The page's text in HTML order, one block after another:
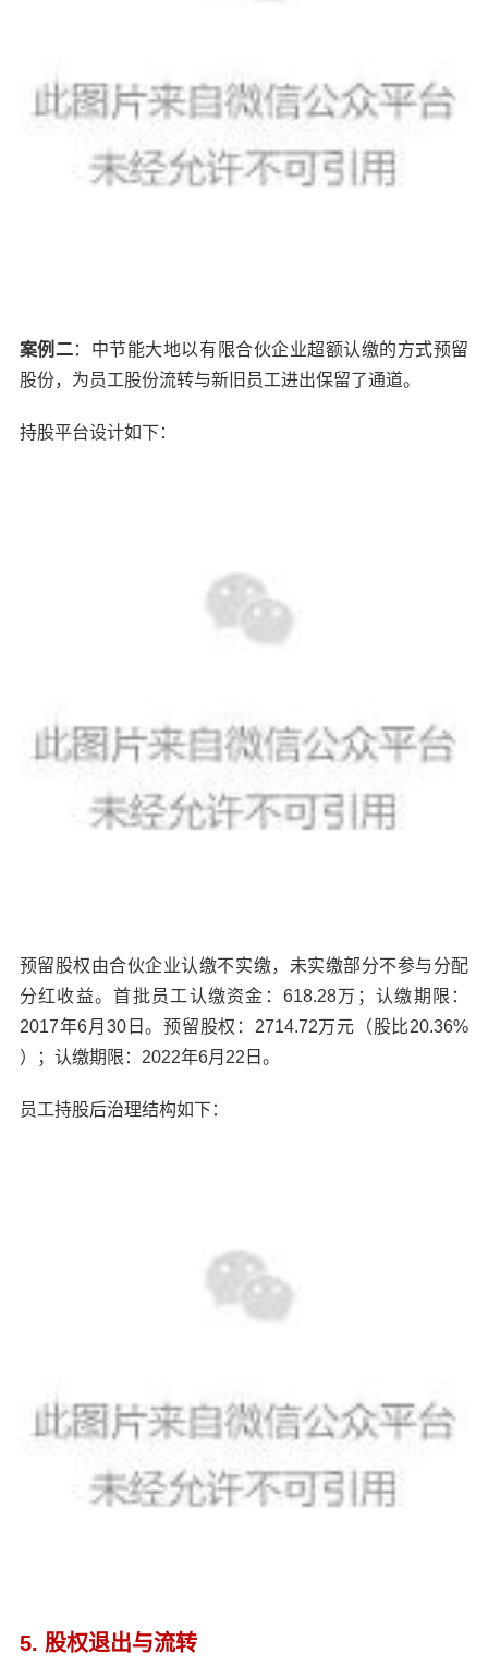
案例二：中节能大地以有限合伙企业超额认缴的方式预留
股份，为员工股份流转与新旧员工进出保留了通道。
持股平台设计如下：
预留股权由合伙企业认缴不实缴，未实缴部分不参与分配
分红收益。首批员工认缴资金：618.28万；认缴期限：
2017年6月30日。预留股权：2714.72万元（股比20.36%
）；认缴期限：2022年6月22日。
员工持股后治理结构如下：
5. 股权退出与流转